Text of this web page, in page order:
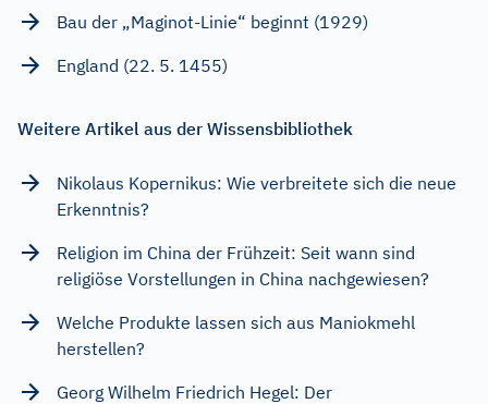
Bau der „Maginot-Linie“ beginnt (1929)
England (22. 5. 1455)
Weitere Artikel aus der Wissensbibliothek
Nikolaus Kopernikus: Wie verbreitete sich die neue
Erkenntnis?
Religion im China der Frühzeit: Seit wann sind
religiöse Vorstellungen in China nachgewiesen?
Welche Produkte lassen sich aus Maniokmehl
herstellen?
Georg Wilhelm Friedrich Hegel: Der